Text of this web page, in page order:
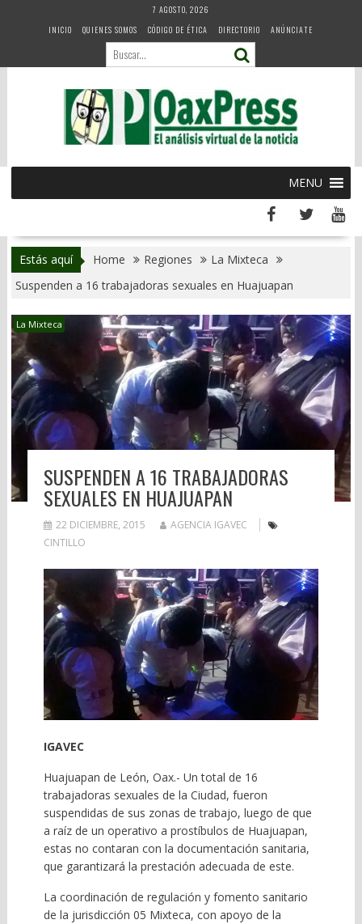
7 AGOSTO, 2026
INICIO
QUIENES SOMOS CÓDIGO DE ÉTICA DIRECTORIO ANÚNCIATE
MENU
Estás aquí Home Regiones
La Mixteca
Suspenden a 16 trabajadoras sexuales en Huajuapan
La Mixteca
SUSPENDEN A 16 TRABAJADORAS
SEXUALES EN HUAJUAPAN
22 DICIEMBRE, 2015
AGENCIA IGAVEC
CINTILLO
IGAVEC
Huajuapan de León, Oax.- Un total de 16
trabajadoras sexuales de la Ciudad, fueron
suspendidas de sus zonas de trabajo, luego de que
a raíz de un operativo a prostíbulos de Huajuapan,
estas no contaran con la documentación sanitaria,
que garantizará la prestación adecuada de este.
La coordinación de regulación y fomento sanitario
de la jurisdicción 05 Mixteca, con apoyo de la